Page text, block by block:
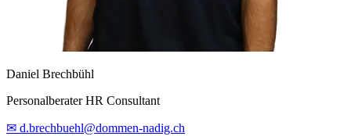
Daniel Brechbühl
Personalberater HR Consultant
✉ d.brechbuehl@dommen-nadig.ch